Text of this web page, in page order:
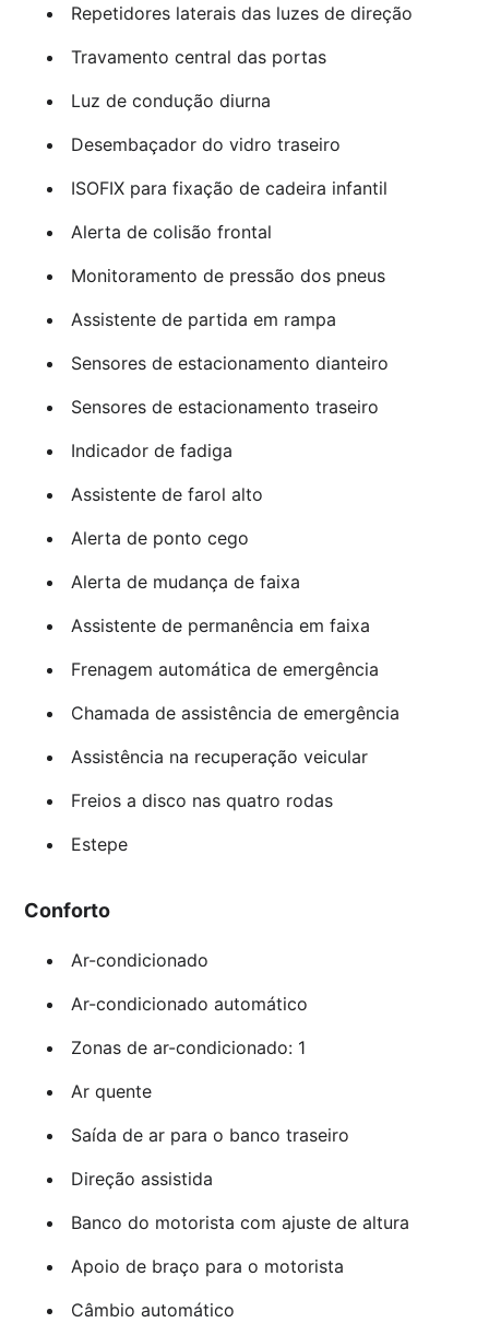
Repetidores laterais das luzes de direção
Travamento central das portas
Luz de condução diurna
Desembaçador do vidro traseiro
ISOFIX para fixação de cadeira infantil
Alerta de colisão frontal
Monitoramento de pressão dos pneus
Assistente de partida em rampa
Sensores de estacionamento dianteiro
Sensores de estacionamento traseiro
Indicador de fadiga
Assistente de farol alto
Alerta de ponto cego
Alerta de mudança de faixa
Assistente de permanência em faixa
Frenagem automática de emergência
Chamada de assistência de emergência
Assistência na recuperação veicular
Freios a disco nas quatro rodas
Estepe
Conforto
Ar-condicionado
Ar-condicionado automático
Zonas de ar-condicionado: 1
Ar quente
Saída de ar para o banco traseiro
Direção assistida
Banco do motorista com ajuste de altura
Apoio de braço para o motorista
Câmbio automático